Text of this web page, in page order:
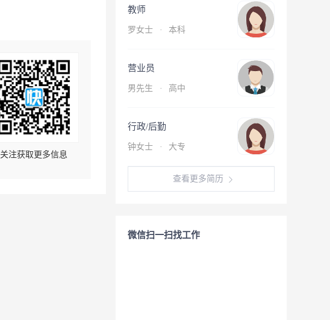
关注获取更多信息
教师
罗女士 · 本科
营业员
男先生 · 高中
行政/后勤
钟女士 · 大专
查看更多简历
微信扫一扫找工作